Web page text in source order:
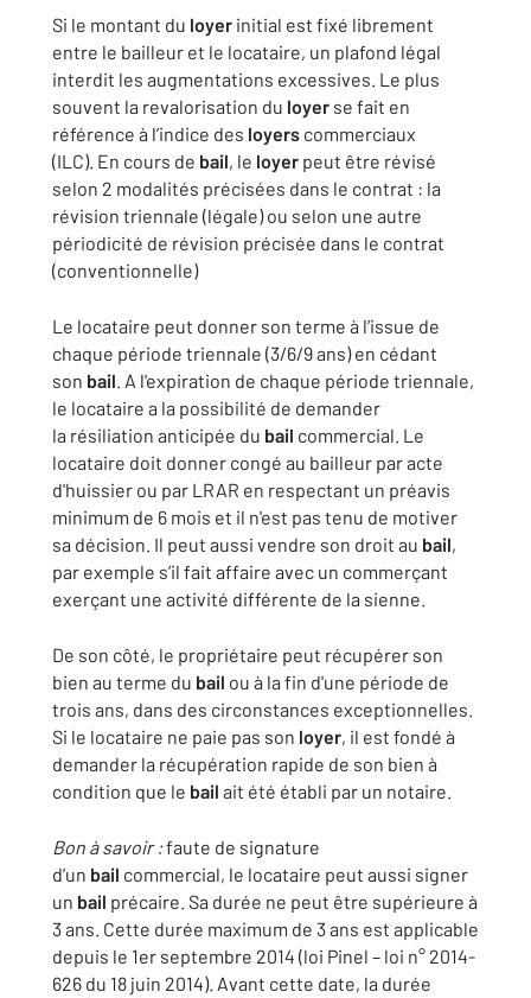
Si le montant du loyer initial est fixé librement
entre le bailleur et le locataire, un plafond légal
interdit les augmentations excessives. Le plus
souvent la revalorisation du loyer se fait en
référence à l’indice des loyers commerciaux
(ILC). En cours de bail, le loyer peut être révisé
selon 2 modalités précisées dans le contrat : la
révision triennale (légale) ou selon une autre
périodicité de révision précisée dans le contrat
(conventionnelle)
Le locataire peut donner son terme à l’issue de
chaque période triennale (3/6/9 ans) en cédant
son bail. A l'expiration de chaque période triennale,
le locataire a la possibilité de demander
la résiliation anticipée du bail commercial. Le
locataire doit donner congé au bailleur par acte
d'huissier ou par LRAR en respectant un préavis
minimum de 6 mois et il n'est pas tenu de motiver
sa décision. Il peut aussi vendre son droit au bail,
par exemple s’il fait affaire avec un commerçant
exerçant une activité différente de la sienne.
De son côté, le propriétaire peut récupérer son
bien au terme du bail ou à la fin d'une période de
trois ans, dans des circonstances exceptionnelles.
Si le locataire ne paie pas son loyer, il est fondé à
demander la récupération rapide de son bien à
condition que le bail ait été établi par un notaire.
Bon à savoir :faute de signature
d’un bail commercial, le locataire peut aussi signer
un bail précaire. Sa durée ne peut être supérieure à
3 ans. Cette durée maximum de 3 ans est applicable
depuis le 1er septembre 2014 (loi Pinel – loi n° 2014-
626 du 18 juin 2014). Avant cette date, la durée